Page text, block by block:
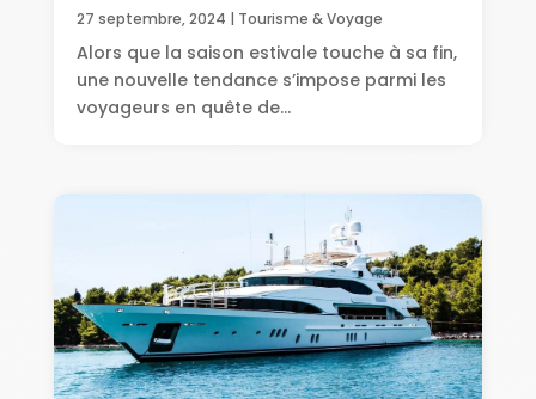
27 septembre, 2024 | Tourisme & Voyage
Alors que la saison estivale touche à sa fin,
une nouvelle tendance s’impose parmi les
voyageurs en quête de...